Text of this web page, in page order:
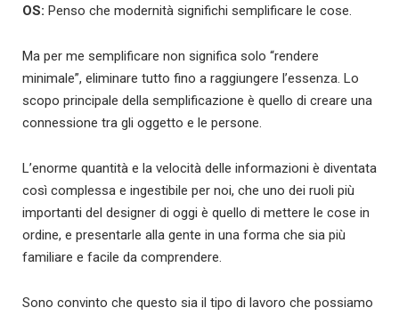
OS: Penso che modernità significhi semplificare le cose.
Ma per me semplificare non significa solo “rendere
minimale”, eliminare tutto fino a raggiungere l’essenza. Lo
scopo principale della semplificazione è quello di creare una
connessione tra gli oggetto e le persone.
L’enorme quantità e la velocità delle informazioni è diventata
così complessa e ingestibile per noi, che uno dei ruoli più
importanti del designer di oggi è quello di mettere le cose in
ordine, e presentarle alla gente in una forma che sia più
familiare e facile da comprendere.
Sono convinto che questo sia il tipo di lavoro che possiamo